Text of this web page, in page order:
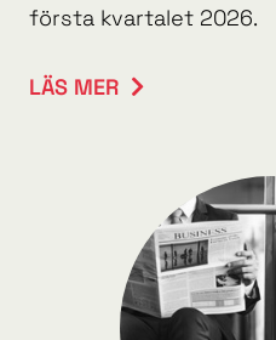
första kvartalet 2026.
LÄS MER